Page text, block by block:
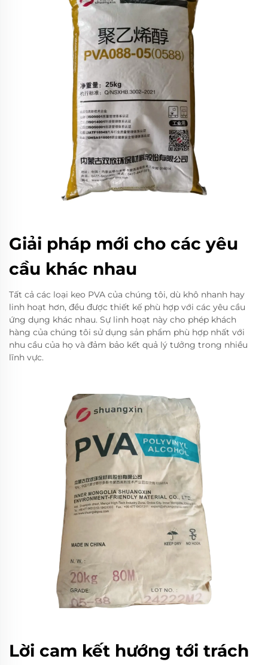
Giải pháp mới cho các yêu
cầu khác nhau
Tất cả các loại keo PVA của chúng tôi, dù khô nhanh hay
linh hoạt hơn, đều được thiết kế phù hợp với các yêu cầu
ứng dụng khác nhau. Sự linh hoạt này cho phép khách
hàng của chúng tôi sử dụng sản phẩm phù hợp nhất với
nhu cầu của họ và đảm bảo kết quả lý tưởng trong nhiều
lĩnh vực.
Lời cam kết hướng tới trách